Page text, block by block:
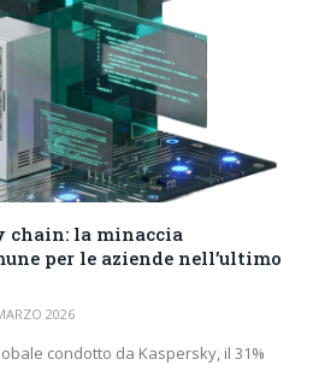
chain: la minaccia
per le aziende nell’ultimo
2026
condotto da Kaspersky, il 31%